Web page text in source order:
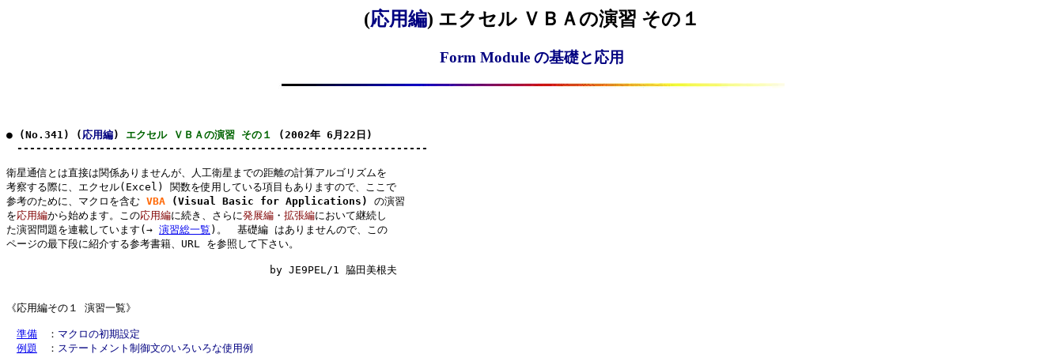
(応用編) エクセル ＶＢＡの演習 その１
Form Module の基礎と応用
● (No.341) ( 応用編) エクセル ＶＢＡの演習 その１
(2002年 6月22日)
-----------------------------------------------------------------
衛星通信とは直接は関係ありませんが、人工衛星までの距離の計算アルゴリズムを
考察する際に、エクセル(Excel) 関数を使用している項目もありますので、ここで
参考のために、マクロを含む VBA (Visual Basic for Applications)
の演習
を応用編から始めます。この応用編に続き、さらに発展編 ・ 拡張編において継続し
た演習問題を連載しています(→ 演習総一覧 )。　基礎編 はありませんので、この
ページの最下段に紹介する参考書籍、URL を参照して下さい。
by JE9PEL/1 脇田美根夫
《応用編その１ 演習一覧》
準備 ： マクロの初期設定
例題 ： ステートメント制御文のいろいろな使用例